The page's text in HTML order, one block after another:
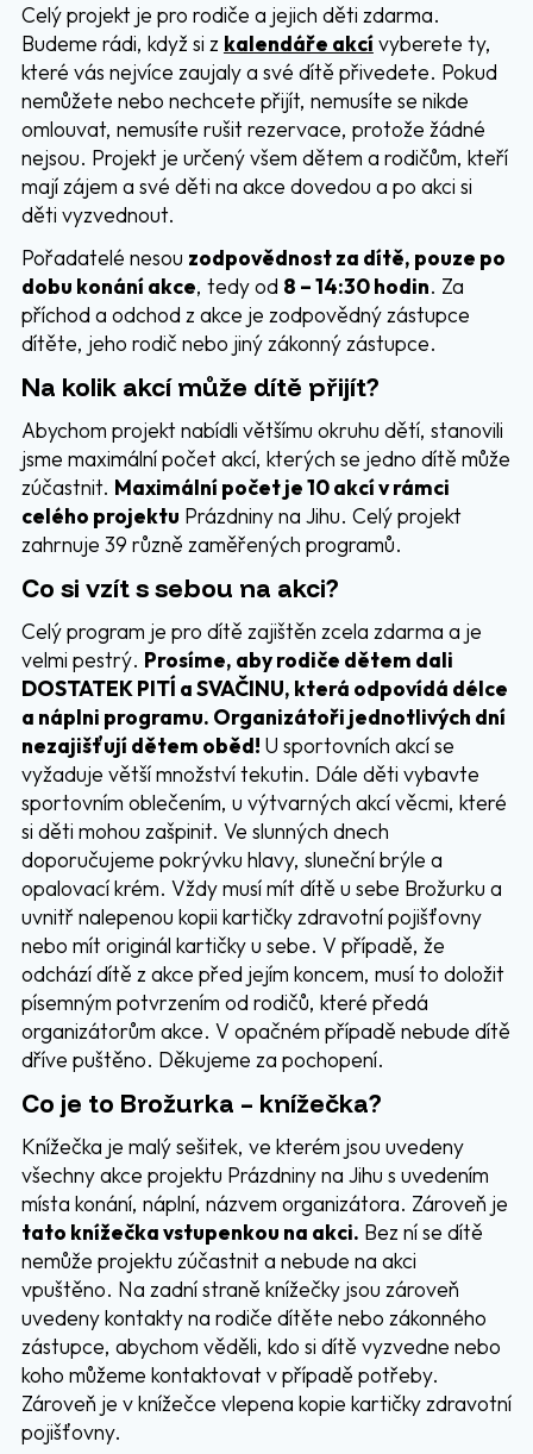
Celý projekt je pro rodiče a jejich děti zdarma.
Budeme rádi, když si z kalendáře akcívyberete ty,
které vás nejvíce zaujaly a své dítě přivedete. Pokud
nemůžete nebo nechcete přijít, nemusíte se nikde
omlouvat, nemusíte rušit rezervace, protože žádné
nejsou. Projekt je určený všem dětem a rodičům, kteří
mají zájem a své děti na akce dovedou a po akci si
děti vyzvednout.
Pořadatelé nesou zodpovědnost za dítě, pouze po
dobu konání akce, tedy od 8 – 14:30 hodin. Za
příchod a odchod z akce je zodpovědný zástupce
dítěte, jeho rodič nebo jiný zákonný zástupce.
Na kolik akcí může dítě přijít?
Abychom projekt nabídli většímu okruhu dětí, stanovili
jsme maximální počet akcí, kterých se jedno dítě může
zúčastnit. Maximální počet je 10 akcí v rámci
celého projektu Prázdniny na Jihu. Celý projekt
zahrnuje 39 různě zaměřených programů.
Co si vzít s sebou na akci?
Celý program je pro dítě zajištěn zcela zdarma a je
velmi pestrý. Prosíme, aby rodiče dětem dali
DOSTATEK PITÍ a SVAČINU, která odpovídá délce
a náplni programu. Organizátoři jednotlivých dní
nezajišťují dětem oběd! U sportovních akcí se
vyžaduje větší množství tekutin. Dále děti vybavte
sportovním oblečením, u výtvarných akcí věcmi, které
si děti mohou zašpinit. Ve slunných dnech
doporučujeme pokrývku hlavy, sluneční brýle a
opalovací krém. Vždy musí mít dítě u sebe Brožurku a
uvnitř nalepenou kopii kartičky zdravotní pojišťovny
nebo mít originál kartičky u sebe. V případě, že
odchází dítě z akce před jejím koncem, musí to doložit
písemným potvrzením od rodičů, které předá
organizátorům akce. V opačném případě nebude dítě
dříve puštěno. Děkujeme za pochopení.
Co je to Brožurka – knížečka?
Knížečka je malý sešitek, ve kterém jsou uvedeny
všechny akce projektu Prázdniny na Jihu s uvedením
místa konání, náplní, názvem organizátora. Zároveň je
tato knížečka vstupenkou na akci. Bez ní se dítě
nemůže projektu zúčastnit a nebude na akci
vpuštěno. Na zadní straně knížečky jsou zároveň
uvedeny kontakty na rodiče dítěte nebo zákonného
zástupce, abychom věděli, kdo si dítě vyzvedne nebo
koho můžeme kontaktovat v případě potřeby.
Zároveň je v knížečce vlepena kopie kartičky zdravotní
pojišťovny.